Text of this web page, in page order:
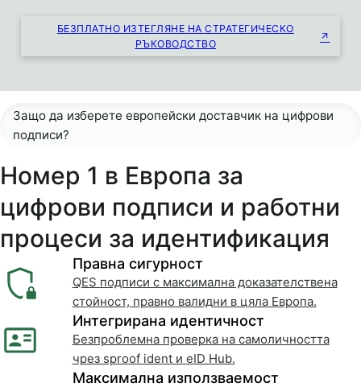
БЕЗПЛАТНО ИЗТЕГЛЯНЕ НА СТРАТЕГИЧЕСКО
РЪКОВОДСТВО
Номер 1 в Европа за
цифрови подписи и работни
процеси за идентификация
Защо да изберете европейски доставчик на цифрови
подписи?
Правна сигурност
QES подписи с максимална доказателствена
стойност, правно валидни в цяла Европа.
Интегрирана идентичност
Безпроблемна проверка на самоличността
чрез sproof ident и eID Hub.
Максимална използваемост